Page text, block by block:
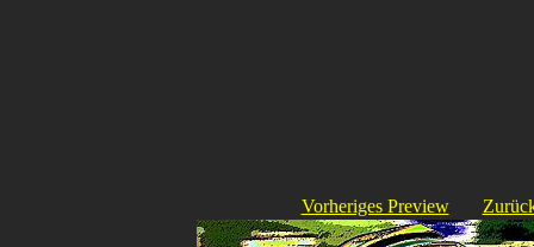
Vorheriges Preview